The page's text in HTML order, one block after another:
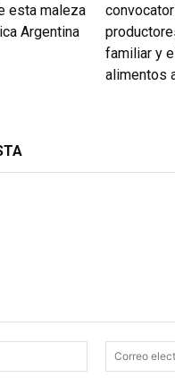
esta maleza
Argentina
familiar y
alimentos
Nombre:*